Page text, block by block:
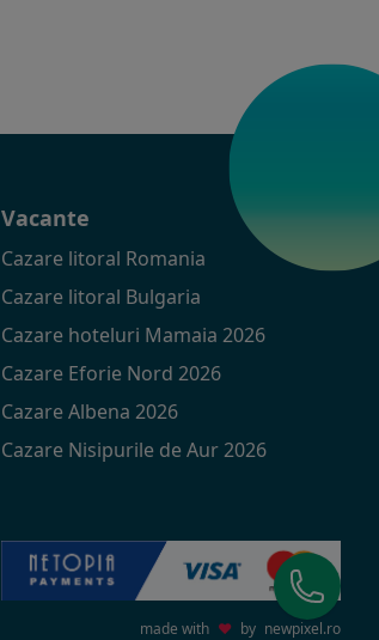
Vacante
Cazare litoral Romania
Cazare litoral Bulgaria
Cazare hoteluri Mamaia 2026
Cazare Eforie Nord 2026
Cazare Albena 2026
Cazare Nisipurile de Aur 2026
made with ♥ by newpixel.ro